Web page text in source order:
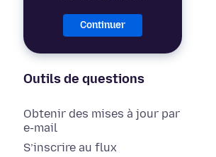
Continuer
Outils de questions
Obtenir des mises à jour par
e-mail
S’inscrire au flux